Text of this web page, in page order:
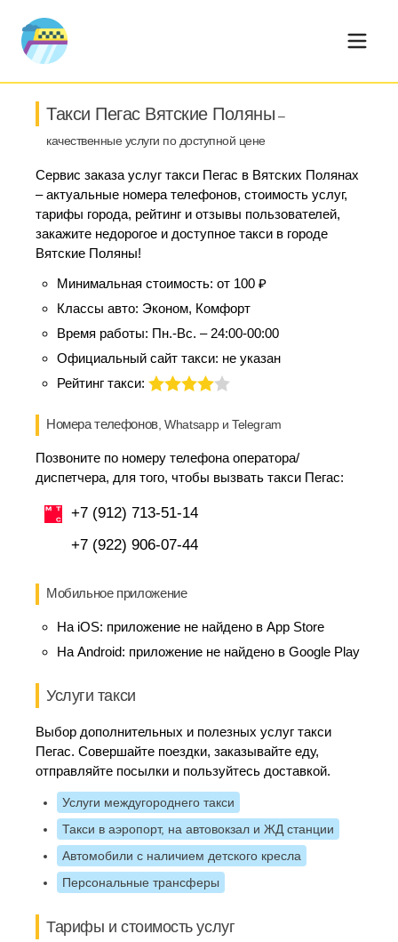
Такси Пегас Вятские Поляны –
качественные услуги по доступной цене
Сервис заказа услуг такси Пегас в Вятских Полянах
– актуальные номера телефонов, стоимость услуг,
тарифы города, рейтинг и отзывы пользователей,
закажите недорогое и доступное такси в городе
Вятские Поляны!
Минимальная стоимость: от 100 ₽
Классы авто: Эконом, Комфорт
Время работы: Пн.-Вс. – 24:00-00:00
Официальный сайт такси: не указан
Рейтинг такси:
Номера телефонов, Whatsapp и Telegram
Позвоните по номеру телефона оператора/
диспетчера, для того, чтобы вызвать такси Пегас:
+7 (912) 713-51-14
+7 (922) 906-07-44
Мобильное приложение
На iOS: приложение не найдено в App Store
На Android: приложение не найдено в Google Play
Услуги такси
Выбор дополнительных и полезных услуг такси
Пегас. Совершайте поездки, заказывайте еду,
отправляйте посылки и пользуйтесь доставкой.
Услуги междугороднего такси
Такси в аэропорт, на автовокзал и ЖД станции
Автомобили с наличием детского кресла
Персональные трансферы
Тарифы и стоимость услуг